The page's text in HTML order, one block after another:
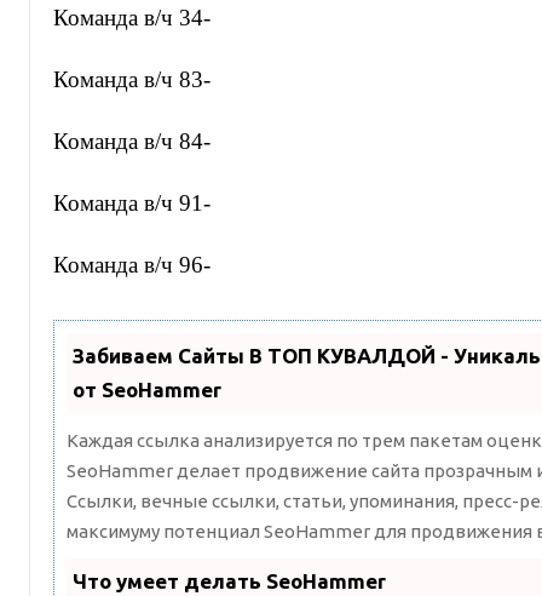
Команда в/ч 34-
Команда в/ч 83-
Команда в/ч 84-
Команда в/ч 91-
Команда в/ч 96-
Забиваем Сайты В ТОП КУВАЛДОЙ -
от SeoHammer
Каждая ссылка анализируется по трем пакетам
SeoHammer делает продвижение сайта прозрачным
Ссылки, вечные ссылки, статьи, упоминания, пресс-
максимуму потенциал SeoHammer для продвижения
Что умеет делать SeoHammer